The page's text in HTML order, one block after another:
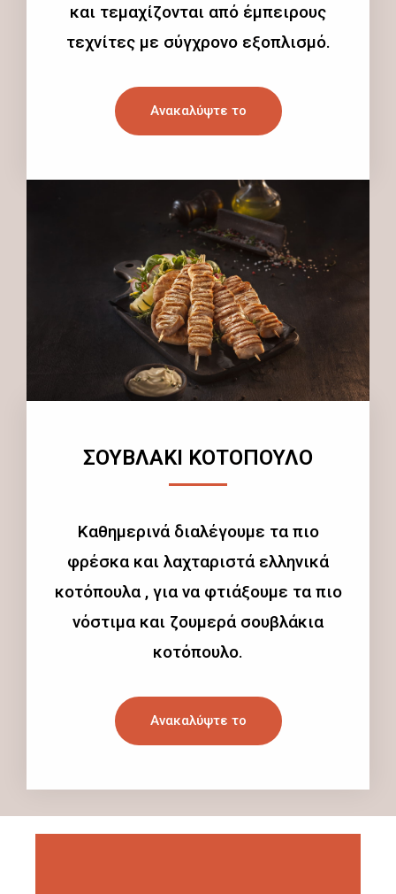
και τεμαχίζονται από έμπειρους
τεχνίτες με σύγχρονο εξοπλισμό.
Ανακαλύψτε το
ΣΟΥΒΛΑΚΙ ΚΟΤΟΠΟΥΛΟ
Καθημερινά διαλέγουμε τα πιο
φρέσκα και λαχταριστά ελληνικά
κοτόπουλα , για να φτιάξουμε τα πιο
νόστιμα και ζουμερά σουβλάκια
κοτόπουλο.
Ανακαλύψτε το